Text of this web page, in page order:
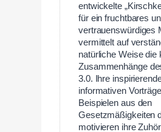
entwickelte
für ein fruchtbares
vertrauenswürdiges
vermittelt auf
natürliche Weise die
Zusammenhänge
3.0. Ihre
informativen
Beispielen aus den
Gesetzmäßigkeiten
motivieren ihre